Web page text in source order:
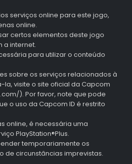
serviços online para este jogo,
online.
certos elementos deste jogo
a internet.
para utilizar o conteúdo
sobre os serviços relacionados à
la, visite o site oficial da Capcom
). Por favor, note que pode
o uso da Capcom ID é restrito
online, é necessária uma
PlayStation®Plus.
temporariamente os
de circunstâncias imprevistas.